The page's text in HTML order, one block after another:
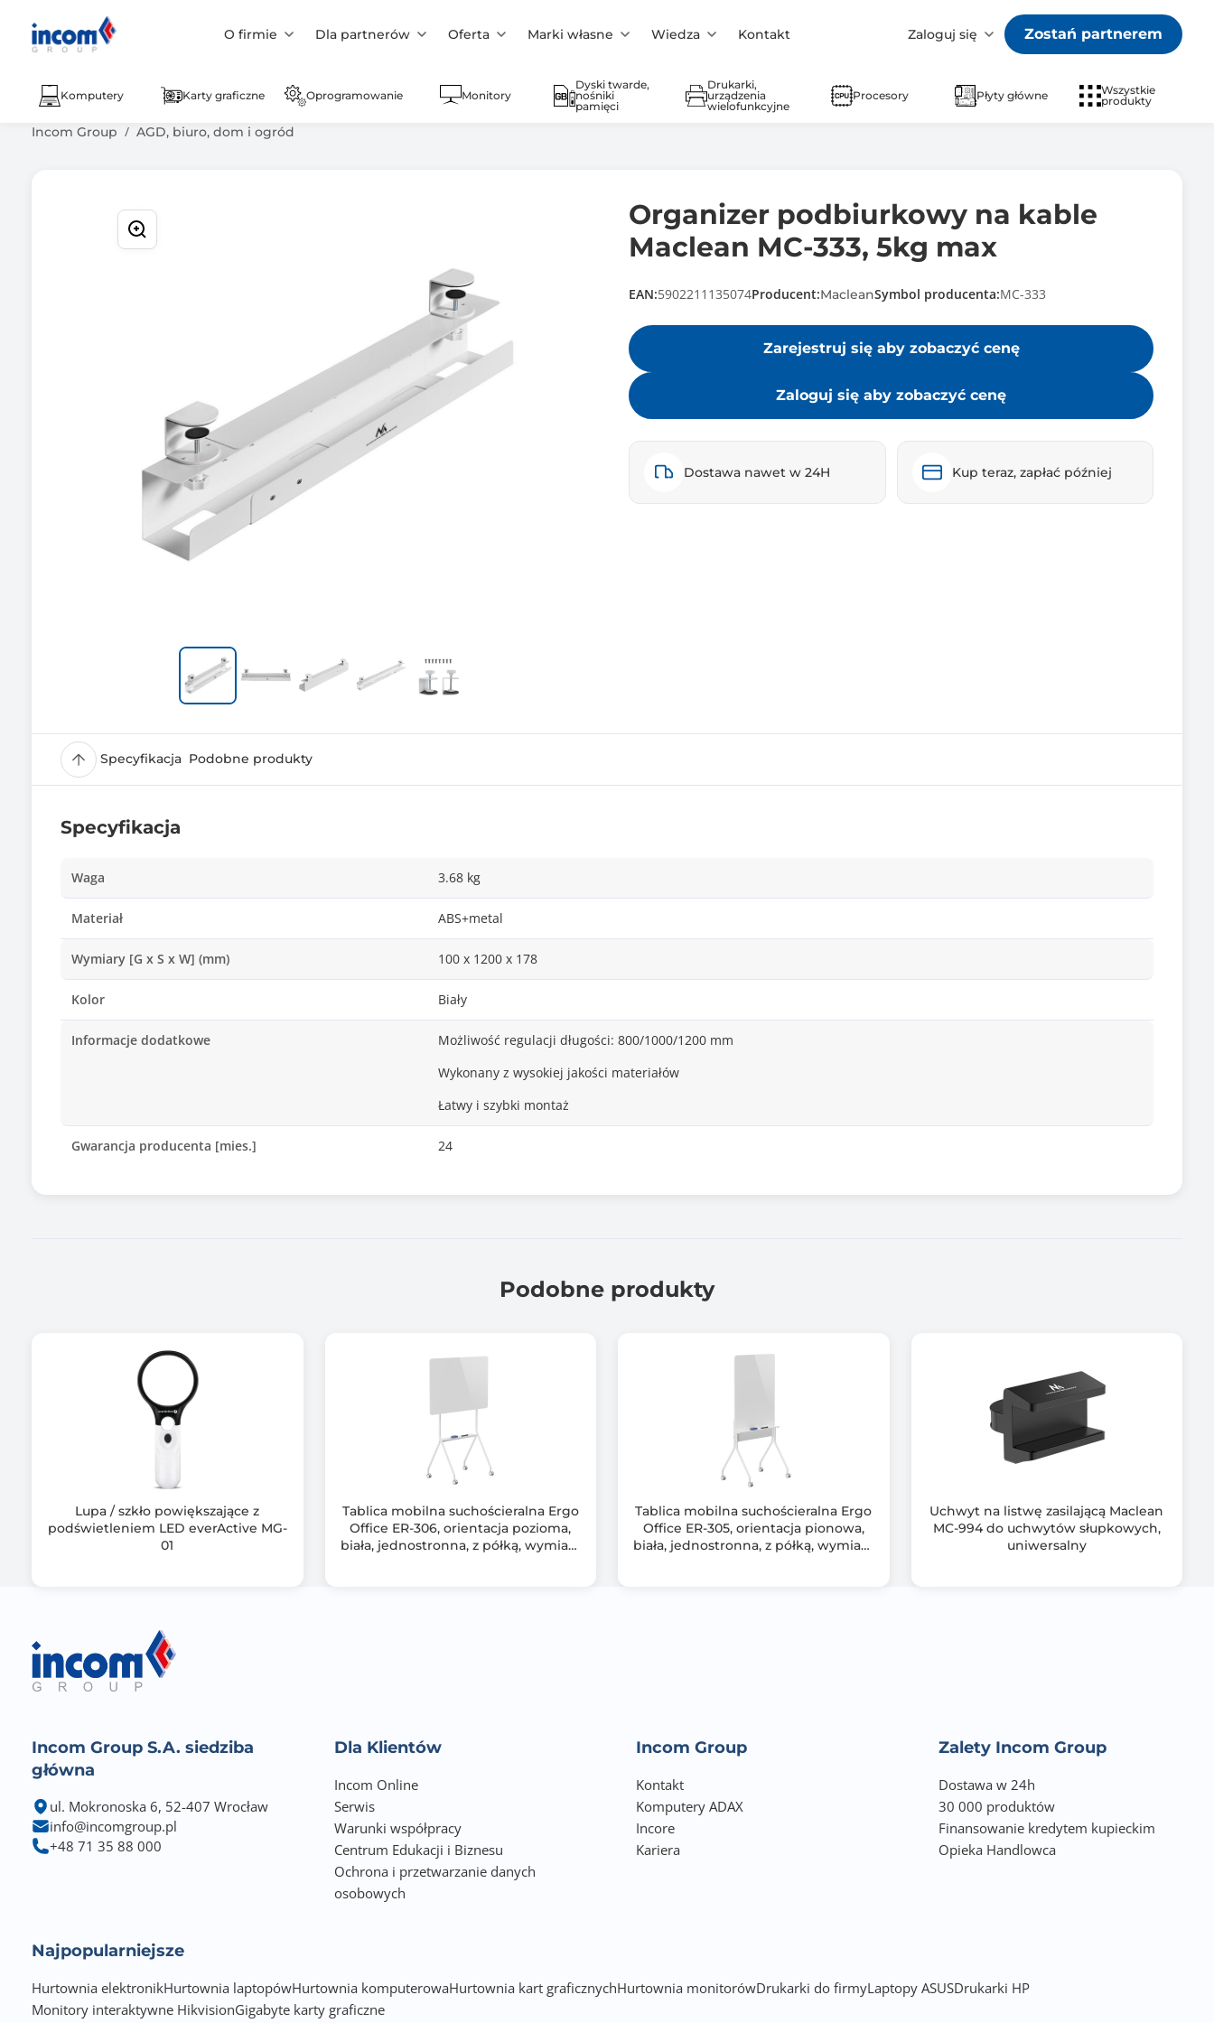
O firmie Dla partnerów Oferta Marki własne Wiedza Kontakt Zaloguj się Zostań partnerem
Komputery Karty graficzne Oprogramowanie Monitory
Dyski twarde,
nośniki
pamięci
Drukarki,
urządzenia
wielofunkcyjne
Procesory Płyty główne
Wszystkie
produkty
Incom Group AGD, biuro, dom i ogród
Organizer podbiurkowy na kable
Maclean MC-333, 5kg max
EAN:5902211135074Producent:MacleanSymbol producenta:MC-333
Zarejestruj się aby zobaczyć cenę
Zaloguj się aby zobaczyć cenę
Dostawa nawet w 24H Kup teraz, zapłać później
Specyfikacja Podobne produkty
Specyfikacja
Waga 3.68 kg
Materiał ABS+metal
Wymiary [G x S x W] (mm) 100 x 1200 x 178
Kolor Biały
Informacje dodatkowe
Możliwość regulacji długości: 800/1000/1200 mm
Wykonany z wysokiej jakości materiałów
Łatwy i szybki montaż
Gwarancja producenta [mies.] 24
Podobne produkty
Lupa / szkło powiększające z
podświetleniem LED everActive MG-
01
Tablica mobilna suchościeralna Ergo
Office ER-306, orientacja pozioma,
biała, jednostronna, z półką, wymiary
Tablica mobilna suchościeralna Ergo
Office ER-305, orientacja pionowa,
biała, jednostronna, z półką, wymiary
Uchwyt na listwę zasilającą Maclean
MC-994 do uchwytów słupkowych,
uniwersalny
Incom Group S.A. siedziba
główna
ul. Mokronoska 6, 52-407 Wrocław
info@incomgroup.pl
+48 71 35 88 000
Dla Klientów
Incom Online
Serwis
Warunki współpracy
Centrum Edukacji i Biznesu
Ochrona i przetwarzanie danych
osobowych
Incom Group
Kontakt
Komputery ADAX
Incore
Kariera
Zalety Incom Group
Dostawa w 24h
30 000 produktów
Finansowanie kredytem kupieckim
Opieka Handlowca
Najpopularniejsze
Hurtownia elektronikHurtownia laptopówHurtownia komputerowaHurtownia kart graficznychHurtownia monitorówDrukarki do firmyLaptopy ASUSDrukarki HP
Monitory interaktywne HikvisionGigabyte karty graficzne